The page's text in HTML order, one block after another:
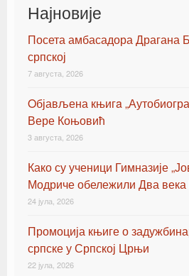
Најновије
Посета амбасадора Драгана
српској
7 августа, 2026
Oбјављена књигa
Вере Коњовић
3 августа, 2026
Како су ученици Гимназије
Модриче обележили Два
24 јула, 2026
Промоција књиге о
српске у Српској Црњи
22 јула, 2026